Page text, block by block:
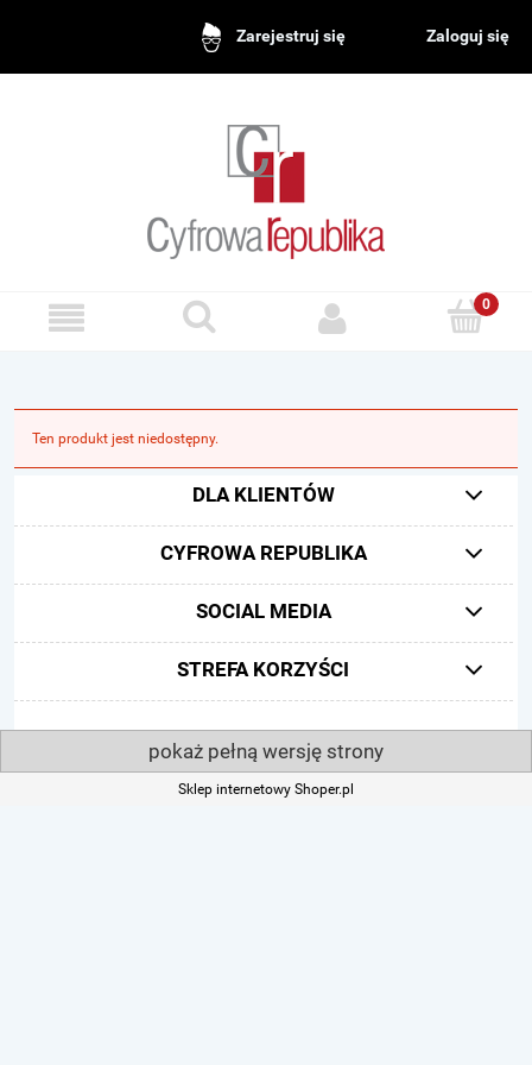
Zarejestruj się Zaloguj się
Ten produkt jest niedostępny.
DLA KLIENTÓW
CYFROWA REPUBLIKA
SOCIAL MEDIA
STREFA KORZYŚCI
pokaż pełną wersję strony
Sklep internetowy Shoper.pl